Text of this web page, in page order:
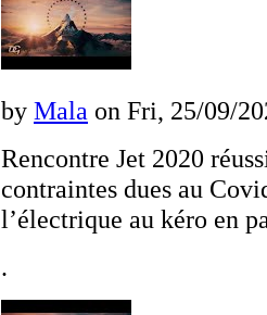
by Mala on Fri, 25/09/
Rencontre Jet 2020
contraintes dues au
l’électrique au kéro en
.